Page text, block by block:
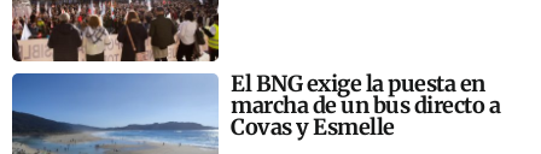
El BNG exige la puesta en
marcha de un bus directo a
Covas y Esmelle